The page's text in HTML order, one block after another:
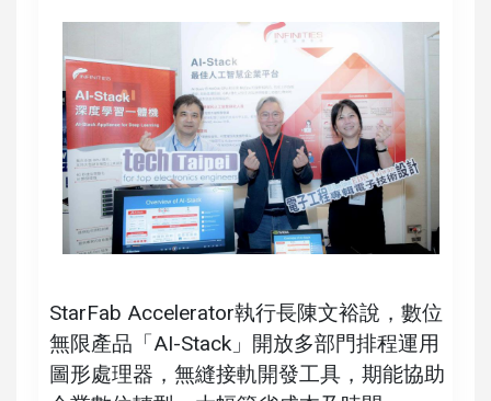
StarFab Accelerator執行長陳文裕說，數位
無限產品「AI-Stack」開放多部門排程運用
圖形處理器，無縫接軌開發工具，期能協助